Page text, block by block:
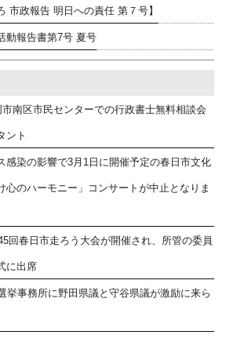
市政報告 明日への責任 第７号】
動報告書第7号 夏号
南区市民センターでの行政書士無料相談会
ント
感染の影響で3月1日に開催予定の春日市文化
心のハーモニー」コンサートが中止となりま
回春日市走ろう大会が開催され、所管の委員
に出席
挙事務所に野田県議と守谷県議が激励に来ら